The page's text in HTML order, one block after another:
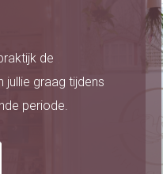
de
jullie graag tijdens
periode.